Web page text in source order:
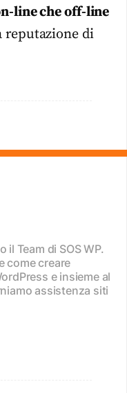
line che off-line
reputazione di
il Team di SOS WP.
come creare
e insieme al
assistenza siti